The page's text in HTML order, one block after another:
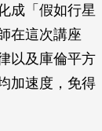
成「假如行星
在這次講座
以及庫倫平方
加速度，免得